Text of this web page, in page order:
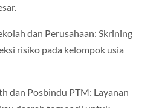
dan Perusahaan: Skrining
risiko pada kelompok usia
dan Posbindu PTM: Layanan